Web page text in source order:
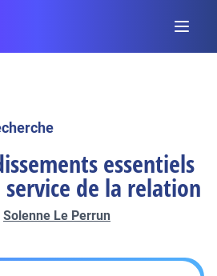
essentiels
de la relation
Solenne Le Perrun